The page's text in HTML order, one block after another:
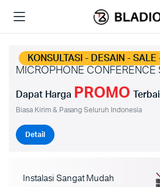
KONSULTASI - DESAIN - SALE
MICROPHONE CONFERENCE
Dapat Harga PROMO
Biasa Kirim & Pasang Seluruh Indonesia
Detail
Instalasi Sangat Mudah